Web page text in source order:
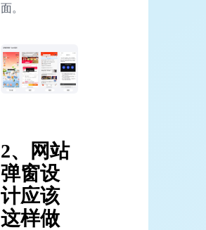
面。
2、网站
弹窗设
计应该
这样做